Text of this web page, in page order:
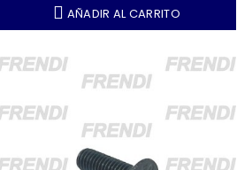
AÑADIR AL CARRITO